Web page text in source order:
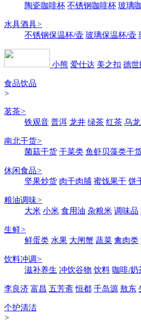
陶瓷咖啡杯 不锈钢咖啡杯 玻璃
水具酒具>
不锈钢保温杯/壶 玻璃保温杯/壶
小熊 爱仕达 美之扣 德世
食品饮品
>
茗茶>
铁观音 普洱 龙井 绿茶 红茶 乌
南北干货>
菌菇干货 干菜类 鱼虾贝藻类干
休闲食品>
坚果炒货 肉干肉脯 蜜饯果干 饼
粮油调味>
大米 小米 食用油 杂粮米 调味品
生鲜>
鲜蛋类 水果 大闸蟹 蔬菜 禽肉类
饮料冲调>
滋补养生 冲饮谷物 饮料 咖啡/奶
李良济 富昌 五芳斋 恒都 千岛源 敖东
个护清洁
>